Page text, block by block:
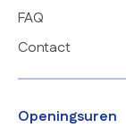
FAQ
Contact
Openingsuren